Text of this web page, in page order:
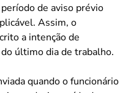
de aviso prévio
Assim, o
a intenção de
último dia de trabalho.
quando o funcionário